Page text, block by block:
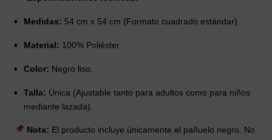
Medidas: 54 cm x 54 cm (Formato cuadrado estándar).
Material: 100% Poliéster.
Color: Negro liso.
Talla: Única (Ajustable tanto para adultos como para niños
mediante lazada).
Nota: El producto incluye únicamente el pañuelo negro. No